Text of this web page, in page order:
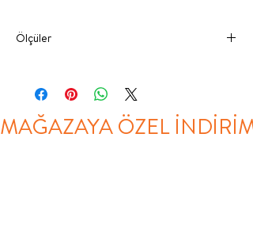
Ölçüler
MAĞAZAYA ÖZEL İNDİRİM